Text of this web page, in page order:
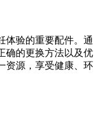
体验的重要配件。通
确的更换方法以及优
资源，享受健康、环